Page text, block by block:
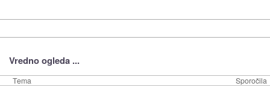
Vredno ogleda ...
Tema Sporočila